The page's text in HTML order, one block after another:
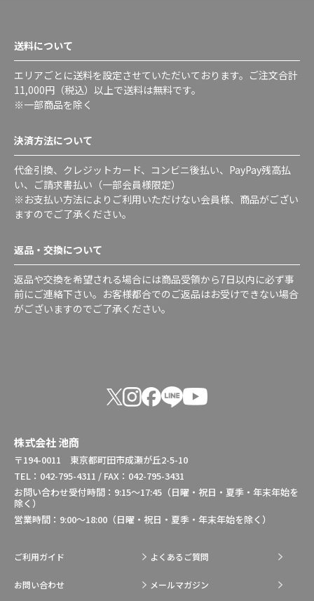
送料について
エリアごとに送料を設定させていただいております。ご注文合計
11,000円（税込）以上で送料は無料です。
※一部商品を除く
決済方法について
代金引換、クレジットカード、コンビニ後払い、PayPay残高払
い、ご請求書払い（一部会員様限定）
※お支払い方法によりご利用いただけない会員様、商品がござい
ますのでご了承ください。
返品・交換について
返品や交換を希望される場合には商品受領から7日以内に必ず事
前にご連絡下さい。お客様都合でのご返品はお受けできない場合
がございますのでご了承ください。
株式会社 池商
〒194-0011 東京都町田市成瀬が丘2-5-10
TEL：042-795-4311 / FAX：042-795-3431
お問い合わせ受付時間：9:15～17:45（日曜・祝日・夏季・年末年始を
除く）
営業時間：9:00～18:00（日曜・祝日・夏季・年末年始を除く）
ご利用ガイド よくあるご質問
お問い合わせ メールマガジン